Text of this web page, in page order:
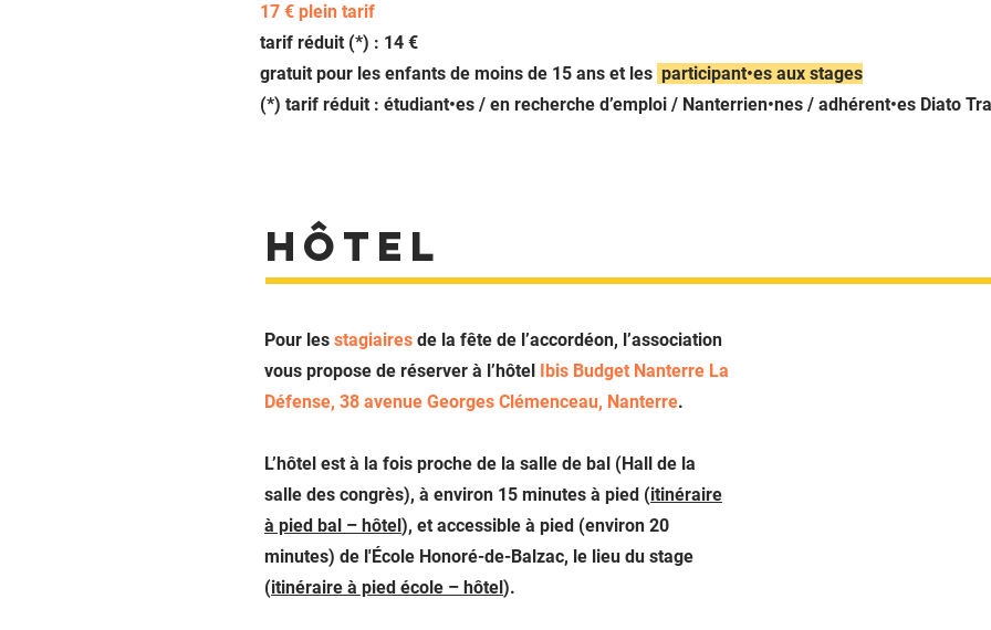
17 € plein tarif
tarif réduit (*) : 14 €
gratuit pour les enfants de moins de 15 ans et les participant•es aux stages
(*) tarif réduit : étudiant•es / en recherche d’emploi / Nanterrien•nes / adhérent•es Diato
Hôtel
Pour les stagiaires de la fête de l’accordéon, l’association
vous propose de réserver à l’hôtel Ibis Budget Nanterre La
Défense, 38 avenue Georges Clémenceau, Nanterre.
L’hôtel est à la fois proche de la salle de bal (Hall de la
salle des congrès), à environ 15 minutes à pied (itinéraire
à pied bal – hôtel), et accessible à pied (environ 20
minutes) de l'École Honoré-de-Balzac, le lieu du stage
(itinéraire à pied école – hôtel).